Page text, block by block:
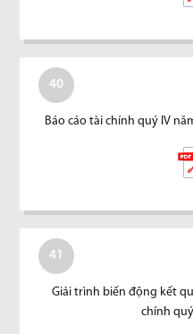
40
Báo cáo tài chính quý IV
41
Giải trình biến động kết
chính